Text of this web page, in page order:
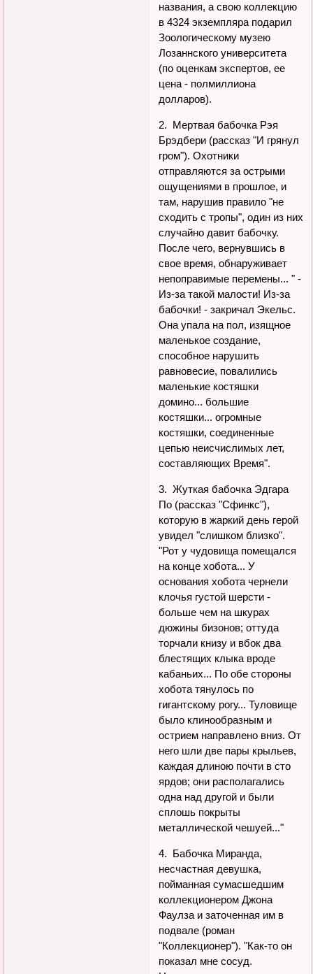
названия, а свою коллекцию
в 4324 экземпляра подарил
Зоологическому музею
Лозаннского университета
(по оценкам экспертов, ее
цена - полмиллиона
долларов).
2. Мертвая бабочка Рэя
Брэдбери (рассказ "И грянул
гром"). Охотники
отправляются за острыми
ощущениями в прошлое, и
там, нарушив правило "не
сходить с тропы", один из них
случайно давит бабочку.
После чего, вернувшись в
свое время, обнаруживает
непоправимые перемены... " -
Из-за такой малости! Из-за
бабочки! - закричал Экельс.
Она упала на пол, изящное
маленькое создание,
способное нарушить
равновесие, повалились
маленькие костяшки
домино... большие
костяшки... огромные
костяшки, соединенные
цепью неисчислимых лет,
составляющих Время".
3. Жуткая бабочка Эдгара
По (рассказ "Сфинкс"),
которую в жаркий день герой
увидел "слишком близко".
"Рот у чудовища помещался
на конце хобота... У
основания хобота чернели
клочья густой шерсти -
больше чем на шкурах
дюжины бизонов; оттуда
торчали книзу и вбок два
блестящих клыка вроде
кабаньих... По обе стороны
хобота тянулось по
гигантскому рогу... Туловище
было клинообразным и
острием направлено вниз. От
него шли две пары крыльев,
каждая длиною почти в сто
ярдов; они располагались
одна над другой и были
сплошь покрыты
металлической чешуей..."
4. Бабочка Миранда,
несчастная девушка,
пойманная сумасшедшим
коллекционером Джона
Фаулза и заточенная им в
подвале (роман
"Коллекционер"). "Как-то он
показал мне сосуд.